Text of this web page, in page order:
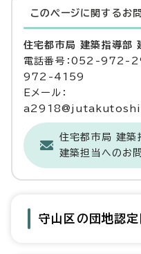
このページに関する お
住宅都市局 建築指導部
電話番号：052-972-
972-4159
Eメール：
住宅都市局 建築
建築担当へのお
守山区の団地認